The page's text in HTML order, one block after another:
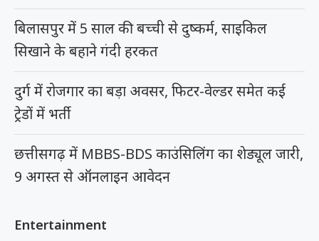
बिलासपुर में 5 साल की बच्ची से दुष्कर्म, साइकिल
सिखाने के बहाने गंदी हरकत
दुर्ग में रोजगार का बड़ा अवसर, फिटर-वेल्डर समेत कई
ट्रेडों में भर्ती
छत्तीसगढ़ में MBBS-BDS काउंसिलिंग का शेड्यूल जारी,
9 अगस्त से ऑनलाइन आवेदन
Entertainment